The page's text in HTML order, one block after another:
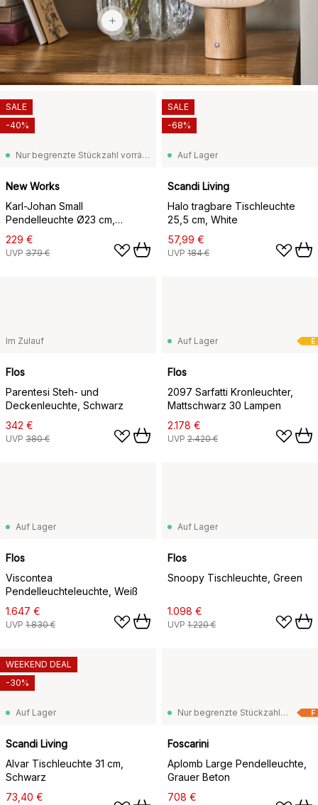
Nur begrenzte Stückzahl vorrätig
New Works
Karl-Johan Small
Pendelleuchte Ø23 cm,
Rauchgrau
229 €
UVP 379 €
SALE
-40%
Auf Lager
Scandi Living
Halo tragbare Tischleuchte
25,5 cm, White
57,99 €
UVP 184 €
SALE
-68%
Im Zulauf
Flos
Parentesi Steh- und
Deckenleuchte, Schwarz
342 €
UVP 380 €
E
Auf Lager
Flos
2097 Sarfatti Kronleuchter,
Mattschwarz 30 Lampen
2.178 €
UVP 2.420 €
Auf Lager
Flos
Viscontea
Pendelleuchteleuchte, Weiß
1.647 €
UVP 1.830 €
Auf Lager
Flos
Snoopy Tischleuchte, Green
1.098 €
UVP 1.220 €
Auf Lager
Scandi Living
Alvar Tischleuchte 31 cm,
Schwarz
73,40 €
WEEKEND DEAL
-30%
F
Nur begrenzte Stückzahl vorrätig
Foscarini
Aplomb Large Pendelleuchte,
Grauer Beton
708 €